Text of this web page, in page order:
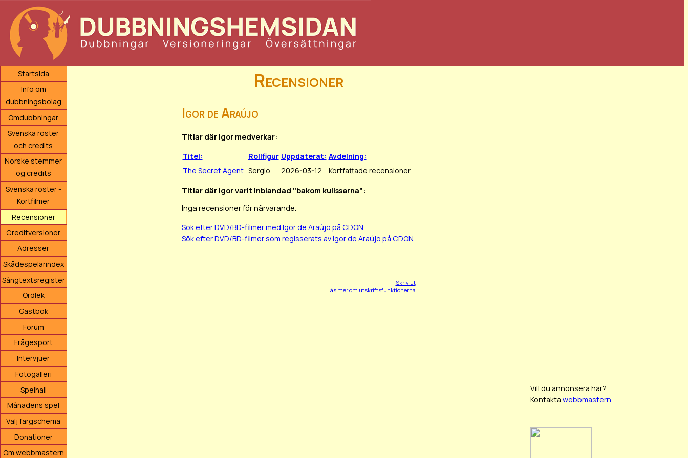
Startsida
Info om
dubbningsbolag
Omdubbningar
Svenska röster
och credits
Norske stemmer
og credits
Svenska röster -
Kortfilmer
Recensioner
Creditversioner
Adresser
Skådespelarindex
Sångtextsregister
Ordlek
Gästbok
Forum
Frågesport
Intervjuer
Fotogalleri
Spelhall
Månadens spel
Välj färgschema
Donationer
Om webbmastern
Recensioner
Igor de Araújo
Titlar där Igor medverkar:
Titel: Rollfigur Uppdaterat: Avdelning:
The Secret Agent Sergio 2026-03-12 Kortfattade recensioner
Titlar där Igor varit inblandad "bakom kulisserna":
Inga recensioner för närvarande.
Sök efter DVD/BD-filmer med Igor de Araújo på CDON
Sök efter DVD/BD-filmer som regisserats av Igor de Araújo på CDON
Skriv ut
Läs mer om utskriftsfunktionerna
Vill du annonsera här?
Kontakta webbmastern